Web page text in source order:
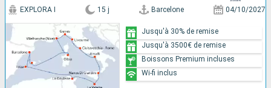
EXPLORA I 15 j Barcelone 04/10/2027
Jusqu'à 30% de remise
Jusqu'à 3500€ de remise
Boissons Premium incluses
Wi-fi inclus